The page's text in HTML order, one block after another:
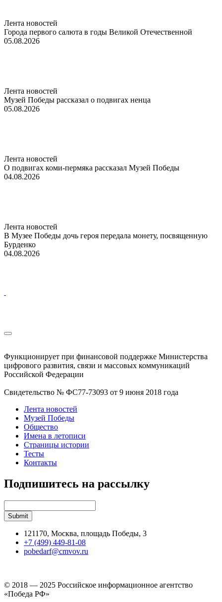
Лента новостей
Города первого салюта в годы Великой Отечественной
05.08.2026
Лента новостей
Музей Победы рассказал о подвигах ненца
05.08.2026
Лента новостей
О подвигах коми-пермяка рассказал Музей Победы
04.08.2026
Лента новостей
В Музее Победы дочь героя передала монету, посвященную
Бурденко
04.08.2026
Функционирует при финансовой поддержке Министерства
цифрового развития, связи и массовых коммуникаций
Российской Федерации
Свидетельство № ФС77-73093 от 9 июня 2018 года
Лента новостей
Музей Победы
Общество
Имена в летописи
Страницы истории
Тесты
Контакты
Подпишитесь на рассылку
121170, Москва, площадь Победы, 3
+7 (499) 449-81-08
pobedarf@cmvov.ru
© 2018 — 2025 Российское информационное агентство
«Победа РФ»